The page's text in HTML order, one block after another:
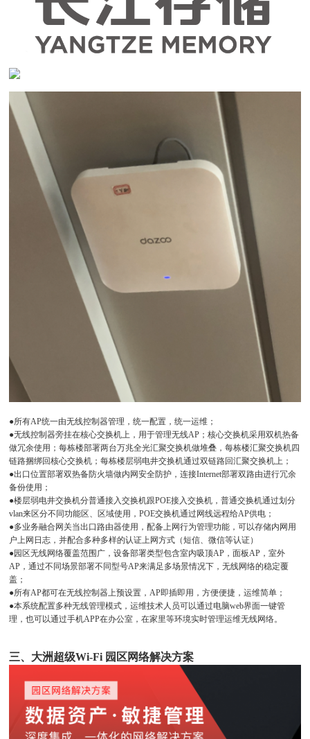
●所有AP统一由无线控制器管理，统一配置，统一运维；
●无线控制器旁挂在核心交换机上，用于管理无线AP；核心交换机采用双机热备
做冗余使用；每栋楼部署两台万兆全光汇聚交换机做堆叠，每栋楼汇聚交换机四
链路捆绑回核心交换机；每栋楼层弱电井交换机通过双链路回汇聚交换机上；
●出口位置部署双热备防火墙做内网安全防护，连接Internet部署双路由进行冗余
备份使用；
●楼层弱电井交换机分普通接入交换机跟POE接入交换机，普通交换机通过划分
vlan来区分不同功能区、区域使用，POE交换机通过网线远程给AP供电；
●多业务融合网关当出口路由器使用，配备上网行为管理功能，可以存储内网用
户上网日志，并配合多种多样的认证上网方式（短信、微信等认证）
●园区无线网络覆盖范围广，设备部署类型包含室内吸顶AP，面板AP，室外
AP，通过不同场景部署不同型号AP来满足多场景情况下，无线网络的稳定覆
盖；
●所有AP都可在无线控制器上预设置，AP即插即用，方便便捷，运维简单；
●本系统配置多种无线管理模式，运维技术人员可以通过电脑web界面一键管
理，也可以通过手机APP在办公室，在家里等环境实时管理运维无线网络。
三、大洲超级Wi-Fi 园区网络解决方案